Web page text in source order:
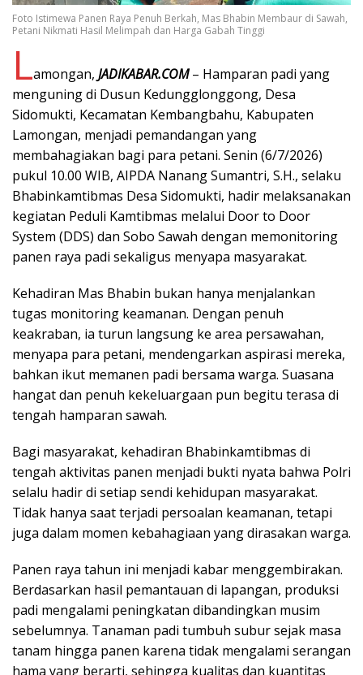
Foto Istimewa Panen Raya Penuh Berkah, Mas Bhabin Membaur di Sawah,
Petani Nikmati Hasil Melimpah dan Harga Gabah Tinggi
Lamongan, JADIKABAR.COM– Hamparan padi yang
menguning di Dusun Kedungglonggong, Desa
Sidomukti, Kecamatan Kembangbahu, Kabupaten
Lamongan, menjadi pemandangan yang
membahagiakan bagi para petani. Senin (6/7/2026)
pukul 10.00 WIB, AIPDA Nanang Sumantri, S.H., selaku
Bhabinkamtibmas Desa Sidomukti, hadir melaksanakan
kegiatan Peduli Kamtibmas melalui Door to Door
System (DDS) dan Sobo Sawah dengan memonitoring
panen raya padi sekaligus menyapa masyarakat.
Kehadiran Mas Bhabin bukan hanya menjalankan
tugas monitoring keamanan. Dengan penuh
keakraban, ia turun langsung ke area persawahan,
menyapa para petani, mendengarkan aspirasi mereka,
bahkan ikut memanen padi bersama warga. Suasana
hangat dan penuh kekeluargaan pun begitu terasa di
tengah hamparan sawah.
Bagi masyarakat, kehadiran Bhabinkamtibmas di
tengah aktivitas panen menjadi bukti nyata bahwa Polri
selalu hadir di setiap sendi kehidupan masyarakat.
Tidak hanya saat terjadi persoalan keamanan, tetapi
juga dalam momen kebahagiaan yang dirasakan warga.
Panen raya tahun ini menjadi kabar menggembirakan.
Berdasarkan hasil pemantauan di lapangan, produksi
padi mengalami peningkatan dibandingkan musim
sebelumnya. Tanaman padi tumbuh subur sejak masa
tanam hingga panen karena tidak mengalami serangan
hama yang berarti, sehingga kualitas dan kuantitas